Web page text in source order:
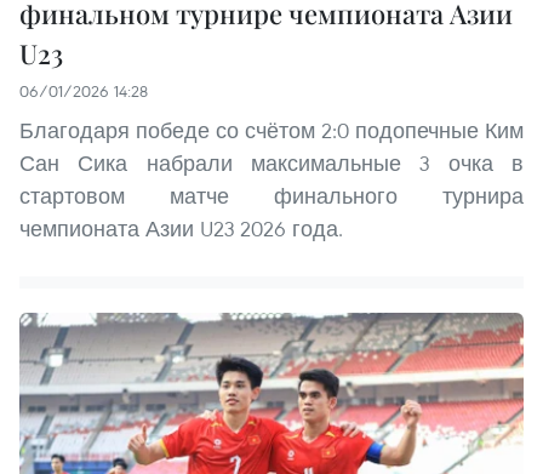
финальном турнире чемпионата Азии
U23
06/01/2026 14:28
Благодаря победе со счётом 2:0 подопечные Ким
Сан Сика набрали максимальные 3 очка в
стартовом матче финального турнира
чемпионата Азии U23 2026 года.